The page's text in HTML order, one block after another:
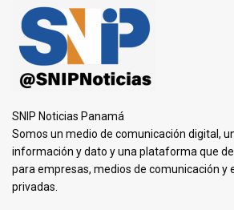
SNIP Noticias Panamá
Somos un medio de comunicación digital,
información y dato y una plataforma que
para empresas, medios de comunicación y
privadas.